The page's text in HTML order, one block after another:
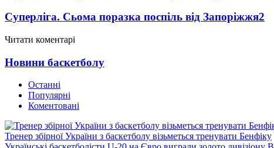
Суперліга. Сьома поразка поспіль від Запоріжжя2
Читати коментарі
Новини баскетболу
Останні
Популярні
Коментовані
Тренер збірної України з баскетболу візьметься тренувати Бенфіку